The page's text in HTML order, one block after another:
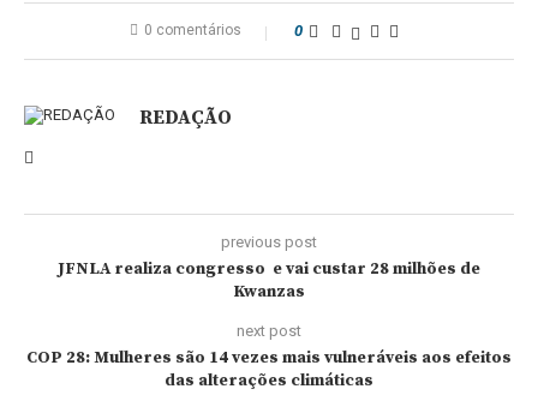
0 comentários 0
REDAÇÃO
previous post
JFNLA realiza congresso e vai custar 28 milhões de
Kwanzas
next post
COP 28: Mulheres são 14 vezes mais vulneráveis aos efeitos
das alterações climáticas